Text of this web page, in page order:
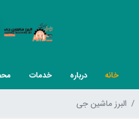
خانه درباره خدمات
البرز ماشین جی